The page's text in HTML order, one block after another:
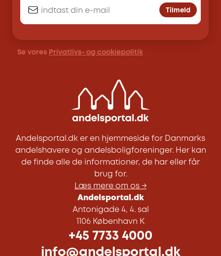
Tilmeld
Se vores Privatlivs- og cookiepolitik
Andelsportal.dk er en hjemmeside for Danmarks
andelshavere og andelsboligforeninger. Her kan
de finde alle de informationer, de har eller får
brug for.
Læs mere om os →
Andelsportal.dk
Antonigade 4, 4. sal
1106 København K
+45 7733 4000
info@andelsportal.dk